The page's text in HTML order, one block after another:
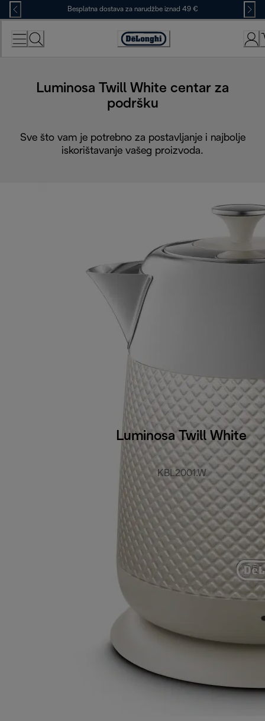
Skip
to
Content
Besplatna dostava za narudžbe iznad 49 €
Accessibility
Luminosa Twill White centar za
podršku
Sve što vam je potrebno za postavljanje i najbolje
iskorištavanje vašeg proizvoda.
Luminosa Twill White
KBL2001.W